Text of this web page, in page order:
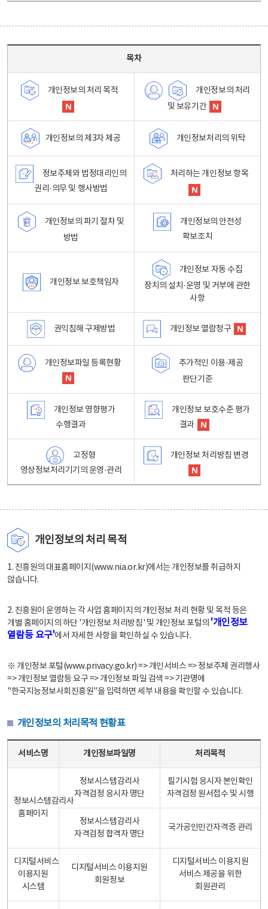
목차
개인정보의 처리 목적
개인정보의 처리
및 보유기간
개인정보의 제3자 제공 개인정보처리의 위탁
정보주체와 법정대리인의
권리·의무 및 행사방법
처리하는 개인정보 항목
개인정보의 파기 절차 및
방법
개인정보의 안전성
확보조치
개인정보 보호책임자
개인정보 자동 수집
장치의 설치·운영 및 거부에 관한
사항
권익침해 구제방법 개인정보 열람청구
개인정보파일 등록현황
추가적인 이용·제공
판단기준
개인정보 영향평가
수행결과
개인정보 보호수준 평가
결과
고정형
영상정보처리기기의 운영·관리
개인정보 처리방침 변경
개인정보의 처리 목적
1. 진흥원의 대표홈페이지(www.nia.or.kr)에서는 개인정보를 취급하지
않습니다.
2. 진흥원이 운영하는 각 사업 홈페이지의 개인정보 처리 현황 및 목적 등은
개별 홈페이지의 하단 '개인정보 처리방침' 및 개인정보 포털의 '개인정보
열람등 요구'에서 자세한 사항을 확인하실 수 있습니다.
※ 개인정보 포털(www.privacy.go.kr) => 개인서비스 => 정보주체 권리행사
=> 개인정보 열람등 요구 => 개인정보 파일 검색 => 기관명에
"한국지능정보사회진흥원"을 입력하면 세부 내용을 확인할 수 있습니다.
개인정보의 처리목적 현황표
서비스명 개인정보파일명 처리목적
정보시스템감리사
홈페이지
정보시스템감리사
자격검정 응시자 명단
필기시험 응시자 본인확인
자격검정 원서접수 및 시행
정보시스템감리사
자격검정 합격자 명단
국가공인민간자격증 관리
디지털서비스
이용지원
시스템
디지털서비스 이용지원
회원정보
디지털서비스 이용지원
서비스 제공을 위한
회원관리